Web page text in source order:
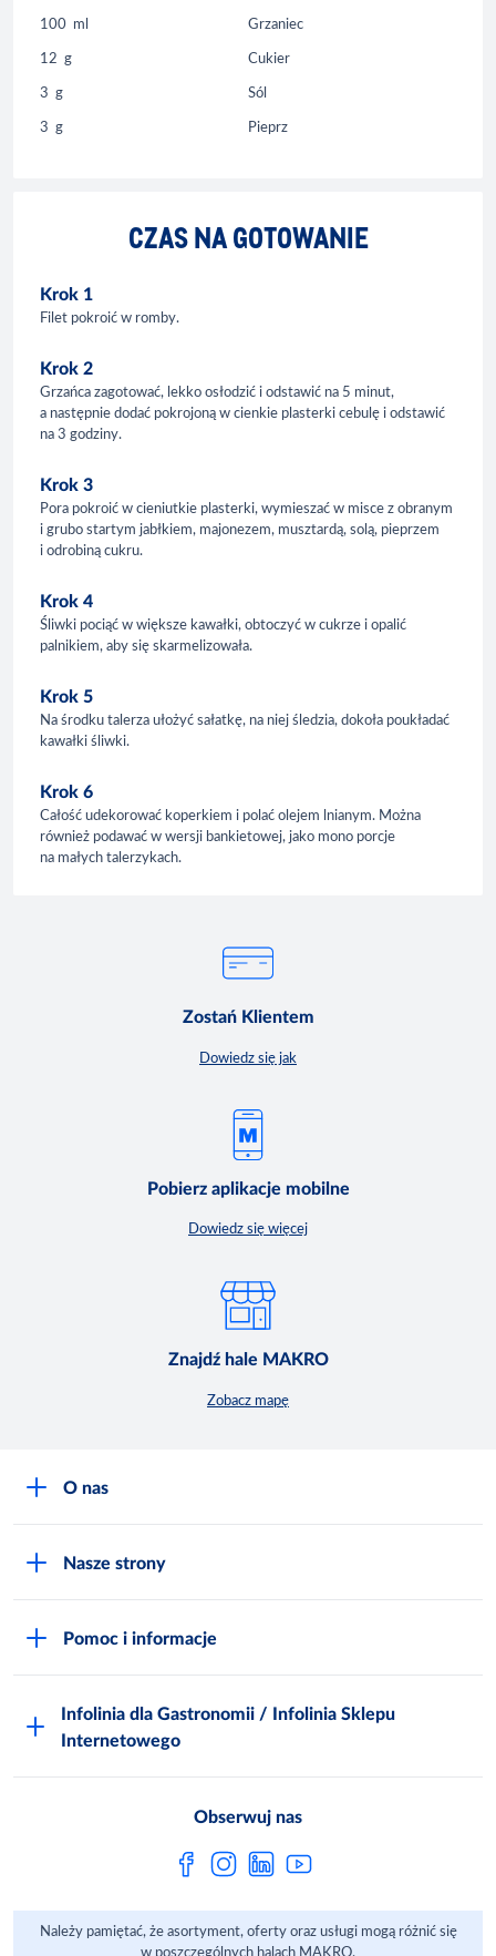
100 ml Grzaniec
12 g Cukier
3 g Sól
3 g Pieprz
CZAS NA GOTOWANIE
Krok 1
Filet pokroić w romby.
Krok 2
Grzańca zagotować, lekko osłodzić i odstawić na 5 minut,
a następnie dodać pokrojoną w cienkie plasterki cebulę i odstawić
na 3 godziny.
Krok 3
Pora pokroić w cieniutkie plasterki, wymieszać w misce z obranym
i grubo startym jabłkiem, majonezem, musztardą, solą, pieprzem
i odrobiną cukru.
Krok 4
Śliwki pociąć w większe kawałki, obtoczyć w cukrze i opalić
palnikiem, aby się skarmelizowała.
Krok 5
Na środku talerza ułożyć sałatkę, na niej śledzia, dokoła poukładać
kawałki śliwki.
Krok 6
Całość udekorować koperkiem i polać olejem lnianym. Można
również podawać w wersji bankietowej, jako mono porcje
na małych talerzykach.
Zostań Klientem
Dowiedz się jak
Pobierz aplikacje mobilne
Dowiedz się więcej
Znajdź hale MAKRO
Zobacz mapę
O nas
Zgłoś naruszenie
Inspektor Ochrony Danych
Metro AG
Sprawozdanie niefinansowe
Nasze strony
Polskie Skarby Kulinarne
Zgody marketingowe
Pomoc i informacje
FAQ
Jak kupować w MAKRO Online
Regulaminy Klienta
Regulaminy akcji promocyjnych
Aplikacje mobilne
Infolinia dla Gastronomii / Infolinia Sklepu
Internetowego
Obserwuj nas
Należy pamiętać, że asortyment, oferty oraz usługi mogą różnić się